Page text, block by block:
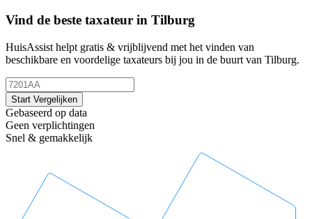
Vind de beste taxateur in Tilburg
HuisAssist helpt gratis & vrijblijvend met het vinden van
beschikbare en voordelige taxateurs bij jou in de buurt van Tilburg.
Start Vergelijken
Gebaseerd op data
Geen verplichtingen
Snel & gemakkelijk